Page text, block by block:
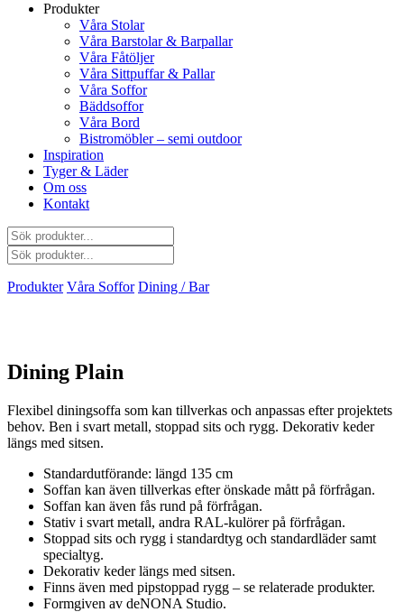
Produkter
Våra Stolar
Våra Barstolar & Barpallar
Våra Fåtöljer
Våra Sittpuffar & Pallar
Våra Soffor
Bäddsoffor
Våra Bord
Bistromöbler – semi outdoor
Inspiration
Tyger & Läder
Om oss
Kontakt
Produkter Våra Soffor Dining / Bar
Dining Plain
Flexibel diningsoffa som kan tillverkas och anpassas efter projektets
behov. Ben i svart metall, stoppad sits och rygg. Dekorativ keder
längs med sitsen.
Standardutförande: längd 135 cm
Soffan kan även tillverkas efter önskade mått på förfrågan.
Soffan kan även fås rund på förfrågan.
Stativ i svart metall, andra RAL-kulörer på förfrågan.
Stoppad sits och rygg i standardtyg och standardläder samt
specialtyg.
Dekorativ keder längs med sitsen.
Finns även med pipstoppad rygg – se relaterade produkter.
Formgiven av deNONA Studio.